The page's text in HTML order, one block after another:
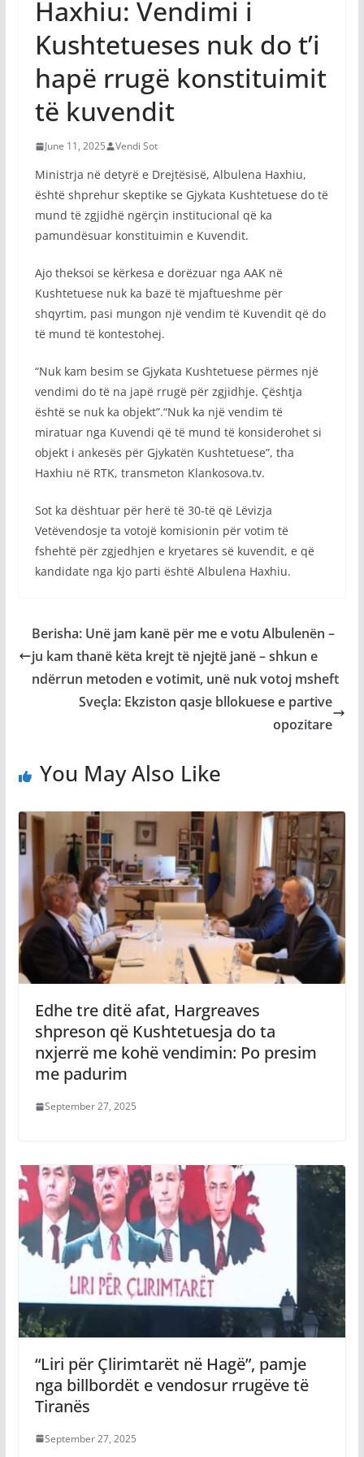
Haxhiu: Vendimi i
Kushtetueses nuk do t’i
hapë rrugë konstituimit
të kuvendit
June 11, 2025 Vendi Sot
Ministrja në detyrë e Drejtësisë, Albulena Haxhiu,
është shprehur skeptike se Gjykata Kushtetuese do të
mund të zgjidhë ngërçin institucional që ka
pamundësuar konstituimin e Kuvendit.
Ajo theksoi se kërkesa e dorëzuar nga AAK në
Kushtetuese nuk ka bazë të mjaftueshme për
shqyrtim, pasi mungon një vendim të Kuvendit që do
të mund të kontestohej.
“Nuk kam besim se Gjykata Kushtetuese përmes një
vendimi do të na japë rrugë për zgjidhje. Çështja
është se nuk ka objekt”.“Nuk ka një vendim të
miratuar nga Kuvendi që të mund të konsiderohet si
objekt i ankesës për Gjykatën Kushtetuese”, tha
Haxhiu në RTK, transmeton Klankosova.tv.
Sot ka dështuar për herë të 30-të që Lëvizja
Vetëvendosje ta votojë komisionin për votim të
fshehtë për zgjedhjen e kryetares së kuvendit, e që
kandidate nga kjo parti është Albulena Haxhiu.
Berisha: Unë jam kanë për me e votu Albulenën –
ju kam thanë këta krejt të njejtë janë – shkun e
ndërrun metoden e votimit, unë nuk votoj msheft
Sveçla: Ekziston qasje bllokuese e partive
opozitare
You May Also Like
Edhe tre ditë afat, Hargreaves
shpreson që Kushtetuesja do ta
nxjerrë me kohë vendimin: Po presim
me padurim
September 27, 2025
“Liri për Çlirimtarët në Hagë”, pamje
nga billbordët e vendosur rrugëve të
Tiranës
September 27, 2025